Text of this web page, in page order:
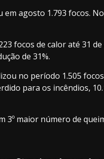
agosto 1.793 focos.
focos de calor até 31
de 31%.
no período 1.505
para os incêndios,
3º maior número de